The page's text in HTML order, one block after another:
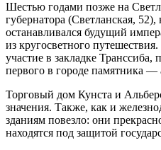
Шестью годами позже на
губернатора (Светланская,
останавливался будущий
из кругосветного
участие в закладке Транссиба,
первого в городе памятника —
Торговый дом Кунста и
значения. Также, как и
зданиям повезло: они
находятся под защитой